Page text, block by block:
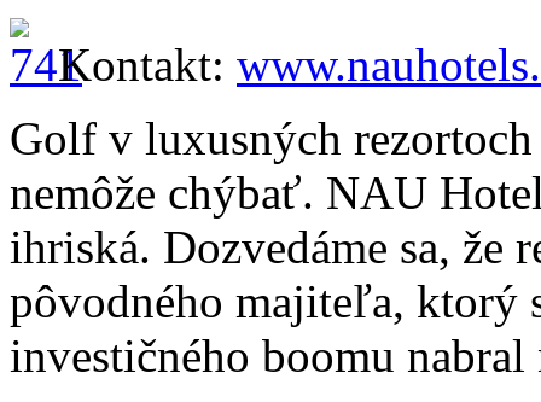
Kontakt:
Golf v luxusných
nemôže chýbať. NAU
ihriská. Dozvedáme sa, že
pôvodného majiteľa, ktorý
investičného boomu